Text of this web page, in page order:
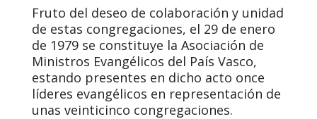
Fruto del deseo de colaboración y unidad
de estas congregaciones, el 29 de enero
de 1979 se constituye la Asociación de
Ministros Evangélicos del País Vasco,
estando presentes en dicho acto once
líderes evangélicos en representación de
unas veinticinco congregaciones.